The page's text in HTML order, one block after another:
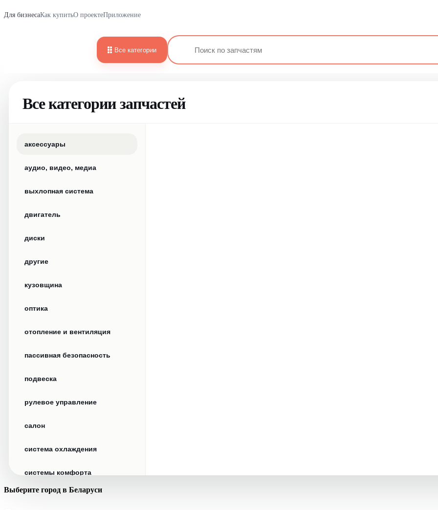
Для бизнесаКак купитьО проектеПриложение
Все категории
Все категории запчастей
аксессуары
аудио, видео, медиа
выхлопная система
двигатель
диски
другие
кузовщина
оптика
отопление и вентиляция
пассивная безопасность
подвеска
рулевое управление
салон
система охлаждения
системы комфорта
стекла
Выберите город в Беларуси